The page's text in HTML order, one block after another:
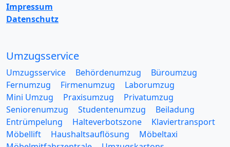
Impressum
Datenschutz
Umzugsservice
Umzugsservice Behördenumzug
Büroumzug
Fernumzug
Firmenumzug
Laborumzug
Mini Umzug
Praxisumzug
Privatumzug
Seniorenumzug
Studentenumzug
Beiladung
Entrümpelung
Halteverbotszone
Klaviertransport
Möbellift
Haushaltsauflösung
Möbeltaxi